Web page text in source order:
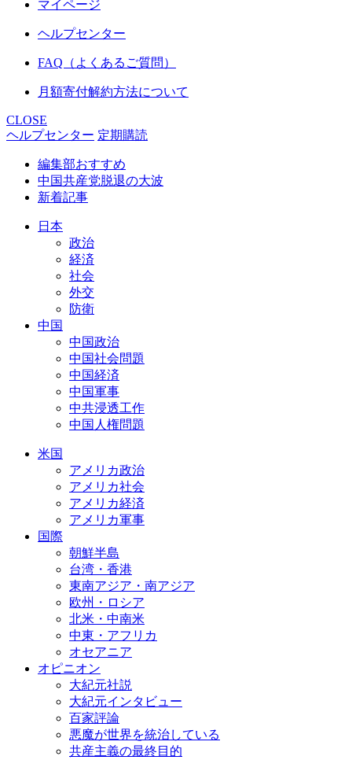
マイページ
ヘルプセンター
FAQ（よくあるご質問）
月額寄付解約方法について
CLOSE
ヘルプセンター 定期購読
編集部おすすめ
中国共産党脱退の大波
新着記事
日本
政治
経済
社会
外交
防衛
中国
中国政治
中国社会問題
中国経済
中国軍事
中共浸透工作
中国人権問題
米国
アメリカ政治
アメリカ社会
アメリカ経済
アメリカ軍事
国際
朝鮮半島
台湾・香港
東南アジア・南アジア
欧州・ロシア
北米・中南米
中東・アフリカ
オセアニア
オピニオン
大紀元社説
大紀元インタビュー
百家評論
悪魔が世界を統治している
共産主義の最終目的